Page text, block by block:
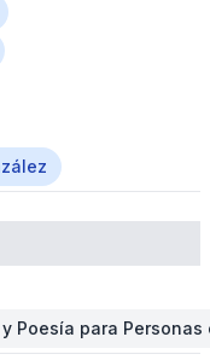
Poesía para